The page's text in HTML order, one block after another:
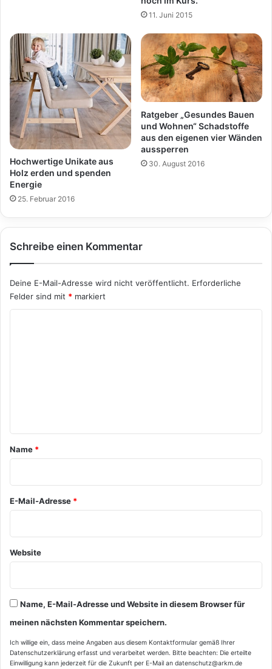
11. Juni 2015
Hochwertige Unikate aus
Holz erden und spenden
Energie
25. Februar 2016
Ratgeber „Gesundes Bauen
und Wohnen“ Schadstoffe
aus den eigenen vier Wänden
aussperren
30. August 2016
Schreibe einen Kommentar
Deine E-Mail-Adresse wird nicht veröffentlicht. Erforderliche
Felder sind mit * markiert
a
*
Name *
E-Mail-Adresse *
Website
Name, E-Mail-Adresse und Website in diesem Browser für
meinen nächsten Kommentar speichern.
Ich willige ein, dass meine Angaben aus diesem Kontaktformular gemäß Ihrer
Datenschutzerklärung erfasst und verarbeitet werden. Bitte beachten: Die erteilte
Einwilligung kann jederzeit für die Zukunft per E-Mail an datenschutz@arkm.de